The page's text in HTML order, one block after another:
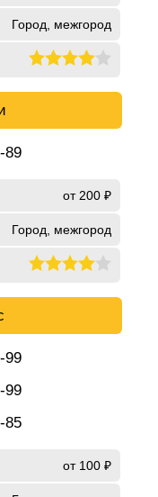
Город, межгород
89
от 200 ₽
Город, межгород
99
99
85
от 100 ₽